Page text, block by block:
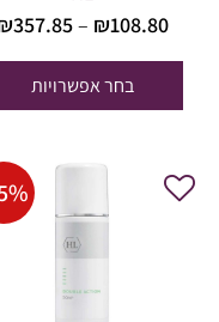
₪108.80
–
357.85
בחר אפשרויות
%